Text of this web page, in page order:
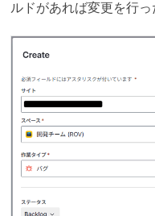
ルドがあれば変更を行